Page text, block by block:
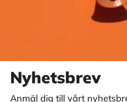
Nyhetsbrev
Anmäl dig till vårt